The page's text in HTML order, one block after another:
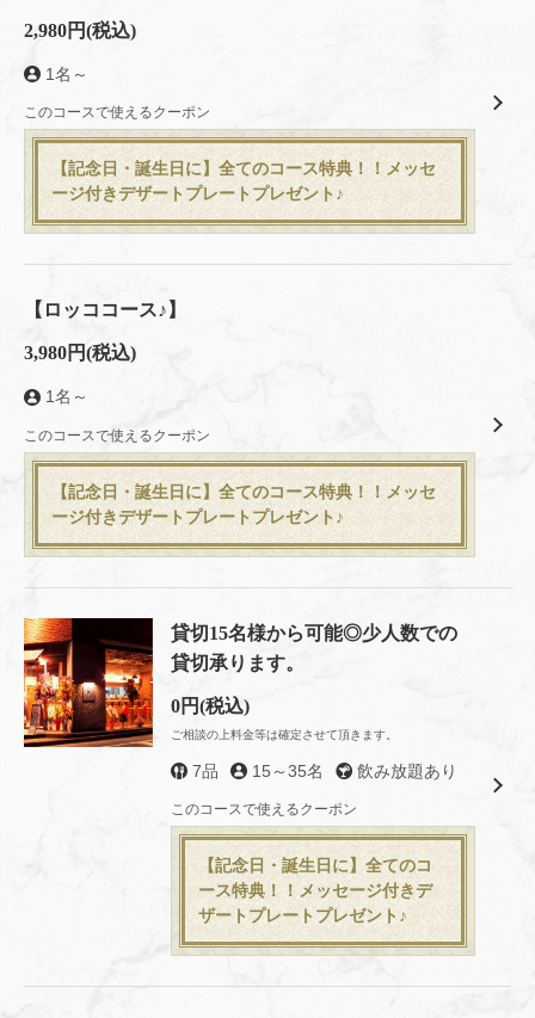
2,980円(税込)
1名～
このコースで使えるクーポン
【記念日・誕生日に】全てのコース特典！！メッセ
ージ付きデザートプレートプレゼント♪
【ロッココース♪】
3,980円(税込)
1名～
このコースで使えるクーポン
【記念日・誕生日に】全てのコース特典！！メッセ
ージ付きデザートプレートプレゼント♪
貸切15名様から可能◎少人数での
貸切承ります。
0円(税込)
ご相談の上料金等は確定させて頂きます。
7品 15～35名 飲み放題あり
このコースで使えるクーポン
【記念日・誕生日に】全てのコ
ース特典！！メッセージ付きデ
ザートプレートプレゼント♪
この店舗情報をシェアする
コース | Kitchen Rocco （キッチン ロッコ）
東京都八王子市子安町３‐8‐10
https://kitchenrocco.owst.jp/courses
閉じる